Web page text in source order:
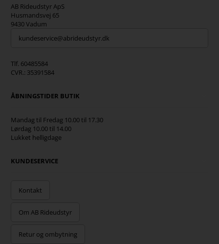
AB Rideudstyr ApS
Husmandsvej 65
9430 Vadum
kundeservice@abrideudstyr.dk
Tlf. 60485584
CVR.: 35391584
ÅBNINGSTIDER BUTIK
Mandag til Fredag 10.00 til 17.30
Lørdag 10.00 til 14.00
Lukket helligdage
KUNDESERVICE
Kontakt
Om AB Rideudstyr
Retur og ombytning